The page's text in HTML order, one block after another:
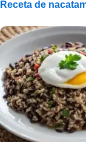
Receta de